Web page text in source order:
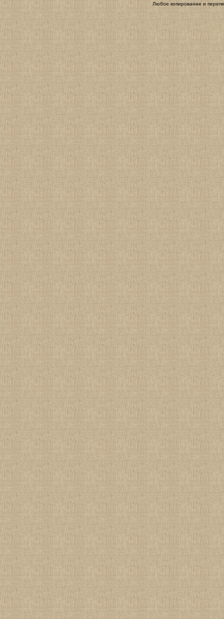
Любое копирование и